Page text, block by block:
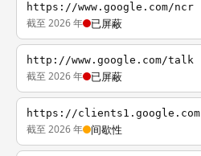
https://www.google.com/ncr
截至 2026 年 已屏蔽
http://www.google.com/talk
截至 2026 年 已屏蔽
https://clients1.google.com
截至 2026 年 间歇性